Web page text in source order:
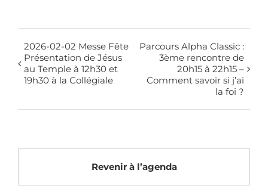
2026-02-02 Messe Fête
Présentation de Jésus
au Temple à 12h30 et
19h30 à la Collégiale
Parcours Alpha Classic :
3ème rencontre de
20h15 à 22h15 –
Comment savoir si j’ai
la foi ?
Revenir à l’agenda